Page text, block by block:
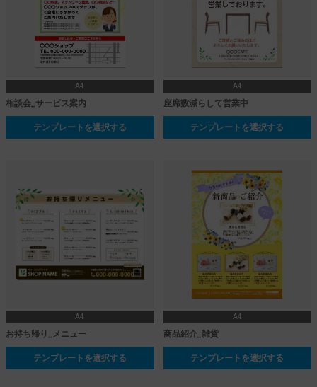
A4
相談会_サービス案内
テンプレートを選択する
A4
座席数減らして営業中
テンプレートを選択する
A4
お持ち帰り_メニュー
テンプレートを選択する
A4
商品紹介_雑貨
テンプレートを選択する